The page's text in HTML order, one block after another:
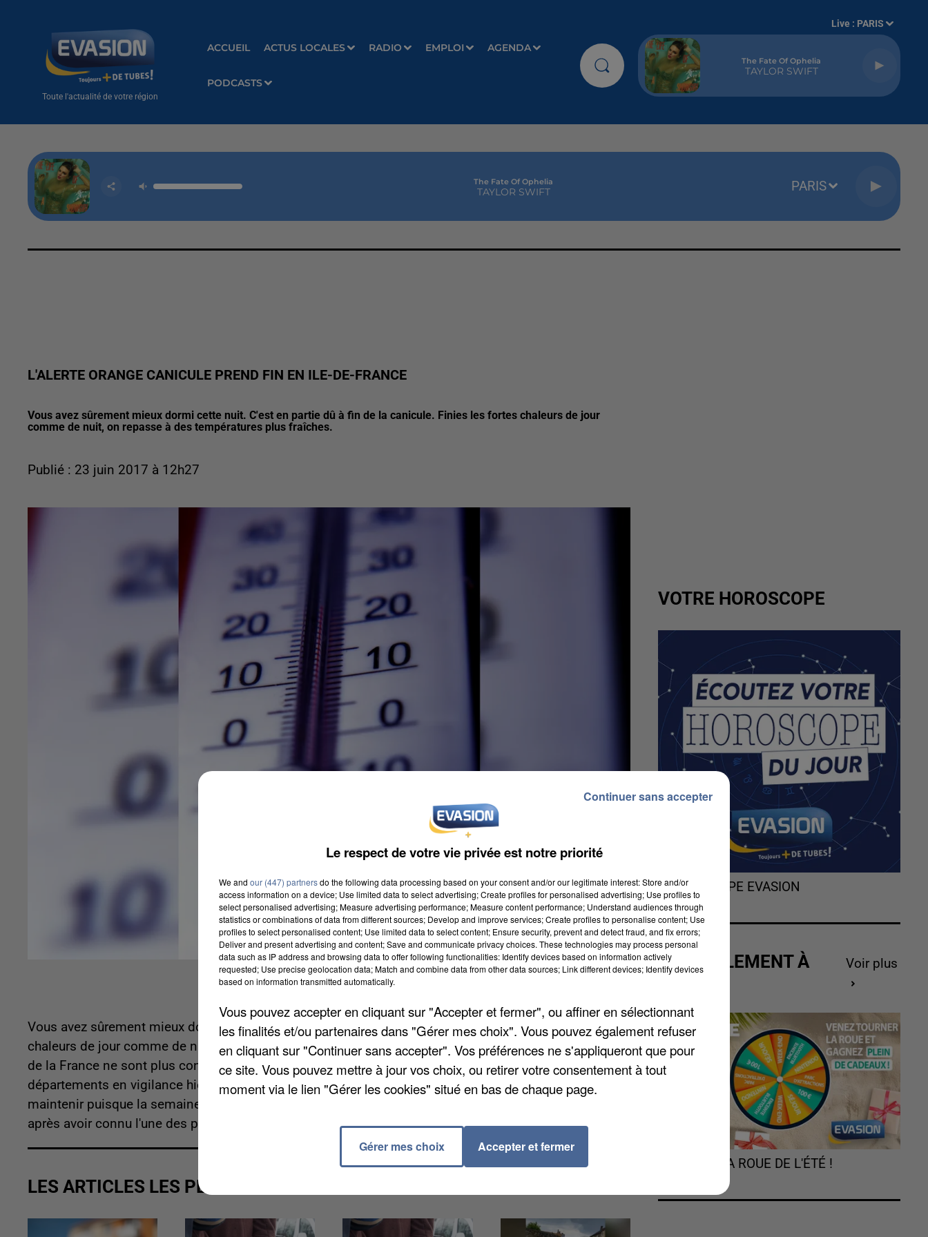
Toute l'actualité de votre région
ACCUEIL ACTUS LOCALES RADIO EMPLOI AGENDA
PODCASTS
Live : PARIS
The Fate Of Ophelia
TAYLOR SWIFT
The Fate Of Ophelia
TAYLOR SWIFT PARIS
L'ALERTE ORANGE CANICULE PREND FIN EN ILE-DE-FRANCE
Vous avez sûrement mieux dormi cette nuit. C'est en partie dû à fin de la canicule. Finies les fortes chaleurs de jour
comme de nuit, on repasse à des températures plus fraîches.
Publié : 23 juin 2017 à 12h27
Vous avez sûrement mieux dormi cette nuit. C'est en partie dû à fin de la canicule. Finies les fortes
chaleurs de jour comme de nuit, on repasse à des températures plus fraîches. L'Ile-de-France et le Nord
de la France ne sont plus concernés par l'alerte orange de Météo France. On comptait 46
départements en vigilance hier, il n'en reste plus que douze aujourd'hui. La tendance devrait se
maintenir puisque la semaine prochaine sera douce d'après les prévisions. Un « ouf » de soulagement
après avoir connu l'une des périodes les plus chaudes depuis 1947.
LES ARTICLES LES PLUS VUS
VOTRE HOROSCOPE
L'HOROSCOPE EVASION
ACTUELLEMENT À
GAGNER
Voir plus
TOURNEZ LA ROUE DE L'ÉTÉ !
Le respect de votre vie privée est notre priorité
We and our (447) partnersdo the following data processing based on your consent and/or our legitimate interest: Store and/or
access information on a device; Use limited data to select advertising; Create profiles for personalised advertising; Use profiles to
select personalised advertising; Measure advertising performance; Measure content performance; Understand audiences through
statistics or combinations of data from different sources; Develop and improve services; Create profiles to personalise content; Use
profiles to select personalised content; Use limited data to select content; Ensure security, prevent and detect fraud, and fix errors;
Deliver and present advertising and content; Save and communicate privacy choices. These technologies may process personal
data such as IP address and browsing data to offer following functionalities: Identify devices based on information actively
requested; Use precise geolocation data; Match and combine data from other data sources; Link different devices; Identify devices
based on information transmitted automatically.
Vous pouvez accepter en cliquant sur "Accepter et fermer", ou affiner en sélectionnant
les finalités et/ou partenaires dans "Gérer mes choix". Vous pouvez également refuser
en cliquant sur "Continuer sans accepter". Vos préférences ne s'appliqueront que pour
ce site. Vous pouvez mettre à jour vos choix, ou retirer votre consentement à tout
moment via le lien "Gérer les cookies" situé en bas de chaque page.
Gérer mes choix Accepter et fermer
Continuer sans accepter